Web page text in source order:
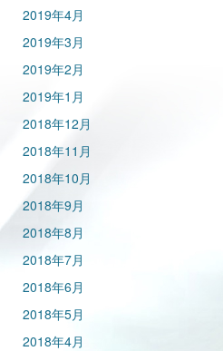
2019年4月
2019年3月
2019年2月
2019年1月
2018年12月
2018年11月
2018年10月
2018年9月
2018年8月
2018年7月
2018年6月
2018年5月
2018年4月